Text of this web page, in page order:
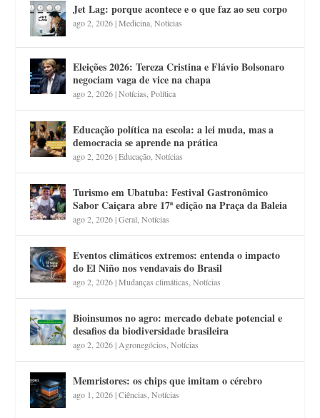
Jet Lag: porque acontece e o que faz ao seu corpo
ago 2, 2026|Medicina ,Notícias
Eleições 2026: Tereza Cristina e Flávio Bolsonaro
negociam vaga de vice na chapa
ago 2, 2026|Notícias ,Política
Educação política na escola: a lei muda, mas a
democracia se aprende na prática
ago 2, 2026|Educação ,Notícias
Turismo em Ubatuba: Festival Gastronômico
Sabor Caiçara abre 17ª edição na Praça da Baleia
ago 2, 2026|Geral ,Notícias
Eventos climáticos extremos: entenda o impacto
do El Niño nos vendavais do Brasil
ago 2, 2026|Mudanças climáticas ,Notícias
Bioinsumos no agro: mercado debate potencial e
desafios da biodiversidade brasileira
ago 2, 2026| Agronegócios ,Notícias
Memristores: os chips que imitam o cérebro
ago 1, 2026|Ciências ,Notícias